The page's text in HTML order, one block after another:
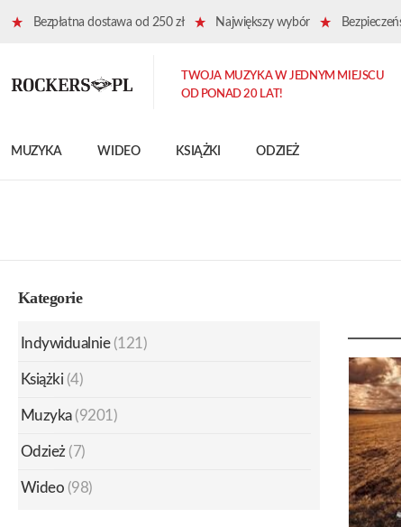
Bezpłatna dostawa od 250 zł Największy wybór
MUZYKA WIDEO KSIĄŻKI ODZIEŻ
TWOJA MUZYKA W JEDNYM MIEJSCU
OD PONAD 20 LAT!
Kategorie
Indywidualnie (121)
Książki (4)
Muzyka (9201)
Odzież (7)
Wideo (98)